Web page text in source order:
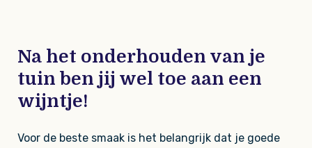
Na het onderhouden van je
tuin ben jij wel toe aan een
wijntje!
Voor de beste smaak is het belangrijk dat je goede